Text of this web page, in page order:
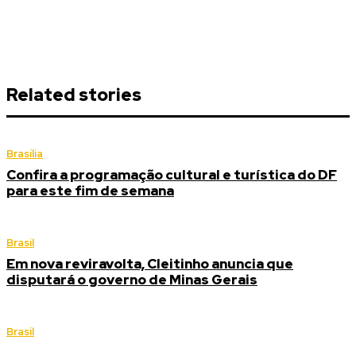
Related stories
Brasília
Confira a programação cultural e turística do DF
para este fim de semana
Brasil
Em nova reviravolta, Cleitinho anuncia que
disputará o governo de Minas Gerais
Brasil